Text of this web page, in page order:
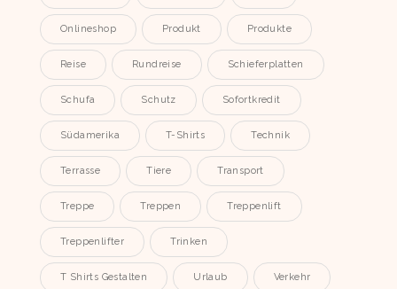
Onlineshop Produkt Produkte
Reise Rundreise Schieferplatten
Schufa Schutz Sofortkredit
Südamerika T-Shirts Technik
Terrasse Tiere Transport
Treppe Treppen Treppenlift
Treppenlifter Trinken
T Shirts Gestalten Urlaub Verkehr